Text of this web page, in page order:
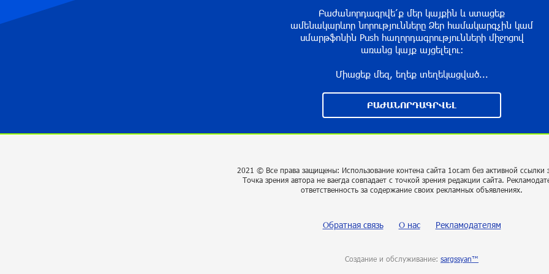
Բաժանորդագրվե՛ք մեր կայքին և ստացեք
ամենակարևոր նորությունները Ձեր համակարգչին կամ
սմարթֆոնին Push հաղորդագրությունների միջոցով
առանց կայք այցելելու։
Միացեք մեզ, եղեք տեղեկացված...
ԲԱԺԱՆՈՐԴԱԳՐՎԵԼ
2021 © Все права защищены: Использование контена сайта 1or.am без активной ссылки
Точка зрения автора не ваегда совпадает с точкой зрения редакции сайта.
ответственность за содержание своих рекламных объявлениях.
Обратная связь О нас Рекламодателям
Создание и обслуживание: sargssyan™